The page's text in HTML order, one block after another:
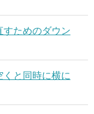
すためのダウン
と同時に横に